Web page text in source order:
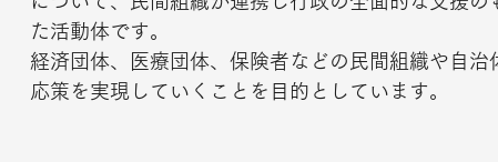
た活動体です。
経済団体、医療団体、保険者などの民間組織や自
応策を実現していくことを目的としています。